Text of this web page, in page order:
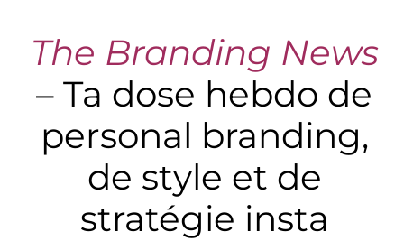
The Branding News
– Ta dose hebdo de
personal branding,
de style et de
stratégie insta